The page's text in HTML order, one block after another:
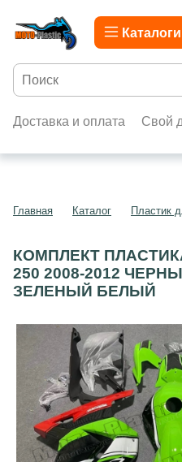
Каталоги
Доставка и оплата Свой
Главная Каталог Пластик
КОМПЛЕКТ
250 2008-2012
ЗЕЛЕНЫЙ БЕЛЫЙ